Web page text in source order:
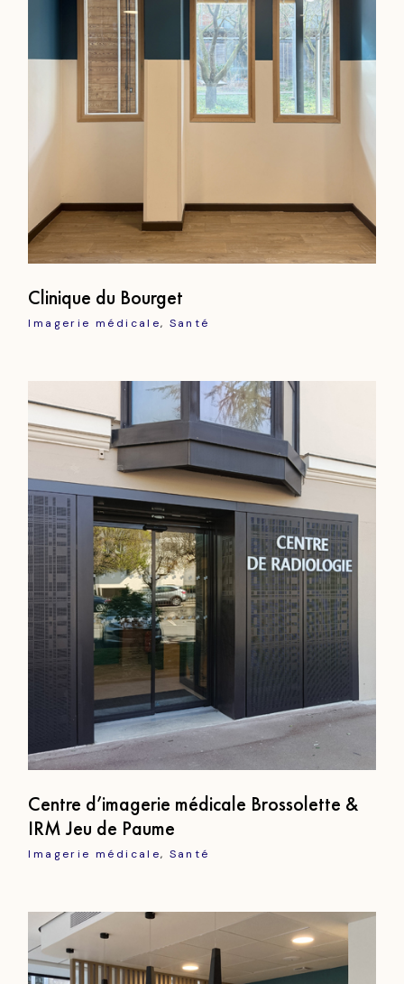
Clinique du Bourget
Imagerie médicale Santé
Centre d’imagerie médicale Brossolette &
IRM Jeu de Paume
Imagerie médicale Santé